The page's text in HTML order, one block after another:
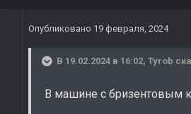
Опубликовано 19 февраля, 2024
В 19.02.2024 в 16:02, Tyrob
В машине с бризентовым